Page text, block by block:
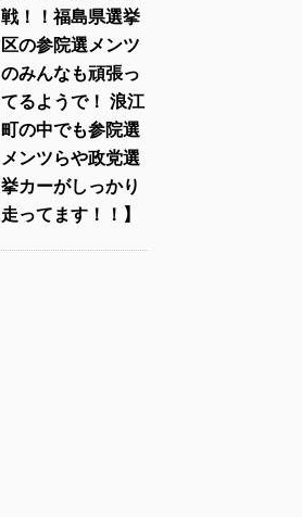
戦！！福島県選挙
区の参院選メンツ
のみんなも頑張っ
てるようで！ 浪江
町の中でも参院選
メンツらや政党選
挙カーがしっかり
走ってます！！】